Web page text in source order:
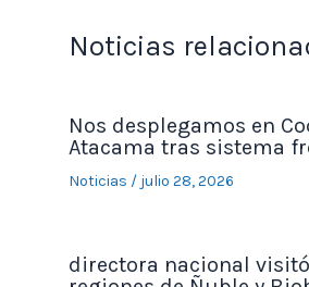
Noticias
Nos desplegamos en
Atacama tras sistema
Noticias / julio 28, 2026
directora nacional